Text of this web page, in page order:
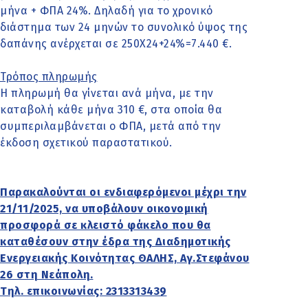
μήνα + ΦΠΑ 24%. Δηλαδή για το χρονικό
διάστημα των 24 μηνών το συνολικό ύψος της
δαπάνης ανέρχεται σε 250Χ24+24%=7.440 €.
Τρόπος πληρωμής
Η πληρωμή θα γίνεται ανά μήνα, με την
καταβολή κάθε μήνα 310 €, στα οποία θα
συμπεριλαμβάνεται ο ΦΠΑ, μετά από την
έκδοση σχετικού παραστατικού.
Παρακαλούνται οι ενδιαφερόμενοι μέχρι την
21/11/2025, να υποβάλουν οικονομική
προσφορά σε κλειστό φάκελο που θα
καταθέσουν στην έδρα της Διαδημοτικής
Ενεργειακής Κοινότητας ΘΑΛΗΣ, Αγ.Στεφάνου
26 στη Νεάπολη.
Τηλ. επικοινωνίας: 2313313439